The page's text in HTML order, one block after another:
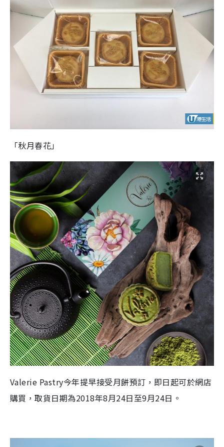
「秋月春花」
Valerie Pastry今年提早接受月餅預訂，即日起可於網店
購買，取貨日期為2018年8月24日至9月24日。